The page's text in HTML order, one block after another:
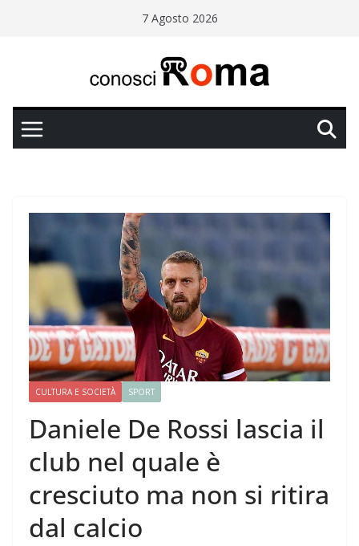
7 Agosto 2026
CULTURA E SOCIETÀ SPORT
Daniele De Rossi lascia il
club nel quale è
cresciuto ma non si ritira
dal calcio